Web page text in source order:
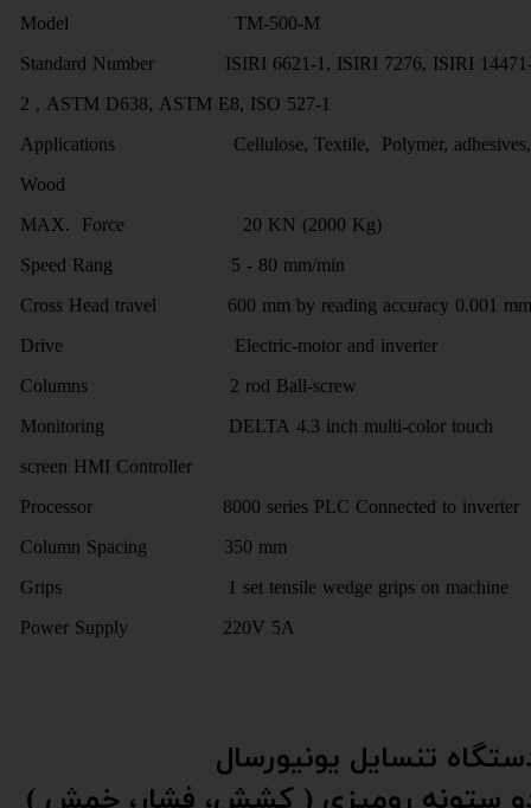
Model TM-500-M
Standard Number ISIRI 6621-1, ISIRI 7276, ISIRI
2 , ASTM D638, ASTM E8, ISO 527-1
Applications Cellulose, Textile, Polymer, adhesives,
Wood
MAX. Force 20 KN (2000 Kg)
Speed Rang 5 - 80 mm/min
Cross Head travel 600 mm by reading accuracy 0.001 mm
Drive Electric-motor and inverter
Columns 2 rod Ball-screw
Monitoring DELTA 4.3 inch multi-color touch
screen HMI Controller
Processor 8000 series PLC Connected to inverter
Column Spacing 350 mm
Grips 1 set tensile wedge grips on machine
Power Supply 220V 5A
تنسایل یونیورسال